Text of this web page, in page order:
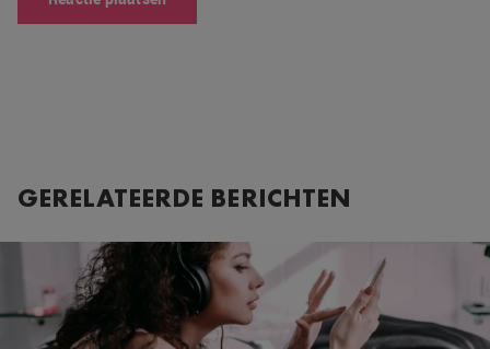
GERELATEERDE BERICHTEN